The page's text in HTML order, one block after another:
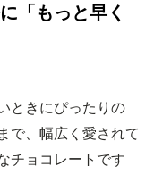
「もっと早く
ときにぴったりの
で、幅広く愛されて
チョコレートです